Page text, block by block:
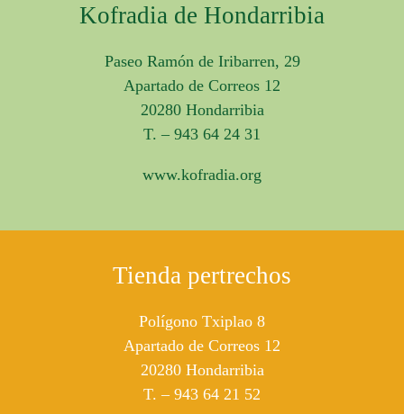
Kofradia de Hondarribia
Paseo Ramón de Iribarren, 29
Apartado de Correos 12
20280 Hondarribia
T. – 943 64 24 31
www.kofradia.org
Tienda pertrechos
Polígono Txiplao 8
Apartado de Correos 12
20280 Hondarribia
T. – 943 64 21 52